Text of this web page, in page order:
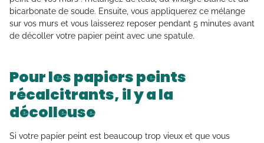
bicarbonate de soude. Ensuite, vous appliquerez ce mélange
sur vos murs et vous laisserez reposer pendant 5 minutes avant
de décoller votre papier peint avec une spatule.
Pour les papiers peints
récalcitrants, il y a la
décolleuse
Si votre papier peint est beaucoup trop vieux et que vous